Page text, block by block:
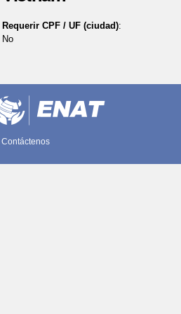
Requerir CPF / UF (ciudad):
No
Documento
Contáctenos